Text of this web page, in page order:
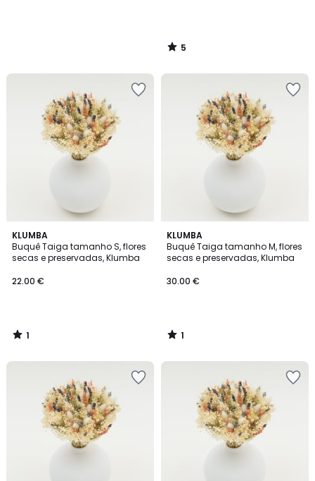
5
/
KLUMBA
Buquê Taiga tamanho S, flores
secas e preservadas, Klumba
22.00 €
1
/
5
1
/
KLUMBA
Buquê Taiga tamanho M, flores
secas e preservadas, Klumba
30.00 €
1
/
5
1
/